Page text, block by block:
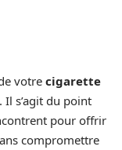
votre cigarette
Il s’agit du point
pour offrir
compromettre